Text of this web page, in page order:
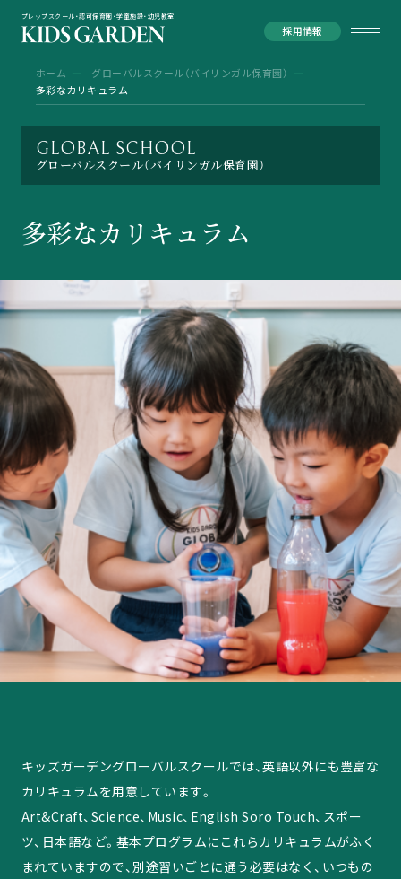
プレップスクール・認可保育園・学童施設・幼児教室
採用情報
ホーム
グローバルスクール（バイリンガル保育園）
多彩なカリキュラム
GLOBAL SCHOOL
グローバルスクール（バイリンガル保育園）
多彩なカリキュラム
キッズガーデングローバルスクールでは、英語以外にも豊富な
カリキュラムを用意しています。
Art&Craft、Science、Music、English Soro Touch、スポー
ツ、日本語など。基本プログラムにこれらカリキュラムがふく
まれていますので、別途習いごとに通う必要はなく、いつもの